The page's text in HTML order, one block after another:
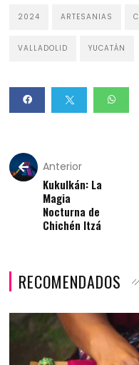
2024 ARTESANIAS
VALLADOLID YUCATÁN
Anterior
Kukulkán: La
Magia
Nocturna de
Chichén Itzá
RECOMENDADOS